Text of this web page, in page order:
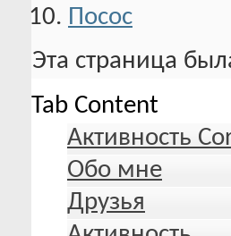
Посос
Эта страница
Tab Content
Активность
Обо мне
Друзья